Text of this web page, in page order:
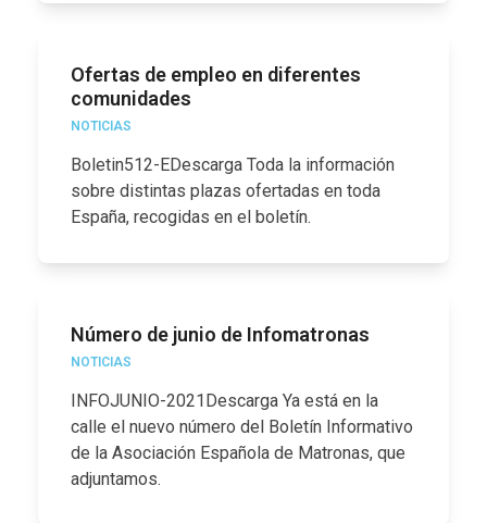
Ofertas de empleo en diferentes
comunidades
NOTICIAS
Boletin512-EDescarga Toda la información
sobre distintas plazas ofertadas en toda
España, recogidas en el boletín.
Número de junio de Infomatronas
NOTICIAS
INFOJUNIO-2021Descarga Ya está en la
calle el nuevo número del Boletín Informativo
de la Asociación Española de Matronas, que
adjuntamos.